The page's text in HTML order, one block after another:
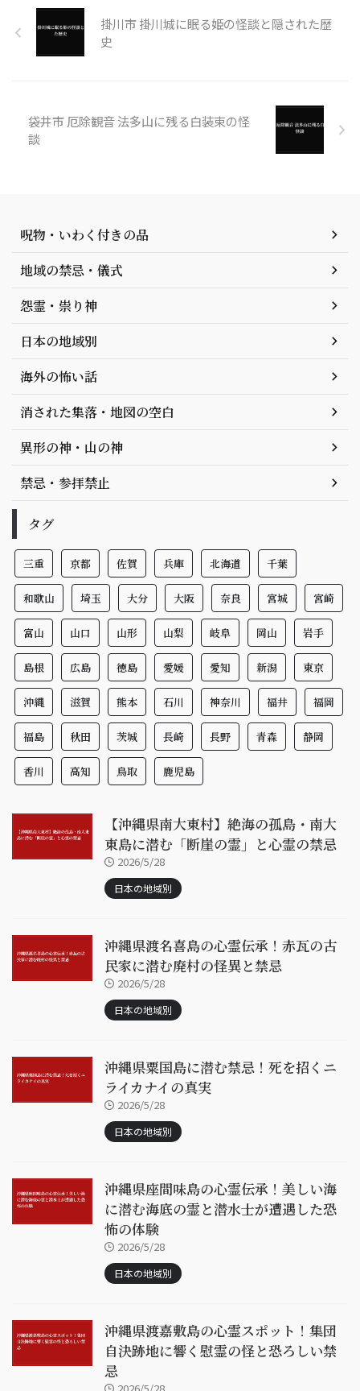
掛川市 掛川城に眠る姫の怪談と隠された歴
史
袋井市 厄除観音 法多山に残る白装束の怪
談
呪物・いわく付きの品
地域の禁忌・儀式
怨霊・祟り神
日本の地域別
海外の怖い話
消された集落・地図の空白
異形の神・山の神
禁忌・参拝禁止
タグ
三重 京都 佐賀 兵庫 北海道 千葉
和歌山 埼玉 大分 大阪 奈良 宮城 宮崎
富山 山口 山形 山梨 岐阜 岡山 岩手
島根 広島 徳島 愛媛 愛知 新潟 東京
沖縄 滋賀 熊本 石川 神奈川 福井 福岡
福島 秋田 茨城 長崎 長野 青森 静岡
香川 高知 鳥取 鹿児島
【沖縄県南大東村】絶海の孤島・南大
東島に潜む「断崖の霊」と心霊の禁忌
2026/5/28
日本の地域別
沖縄県渡名喜島の心霊伝承！赤瓦の古
民家に潜む廃村の怪異と禁忌
2026/5/28
日本の地域別
沖縄県粟国島に潜む禁忌！死を招くニ
ライカナイの真実
2026/5/28
日本の地域別
沖縄県座間味島の心霊伝承！美しい海
に潜む海底の霊と潜水士が遭遇した恐
怖の体験
2026/5/28
日本の地域別
沖縄県渡嘉敷島の心霊スポット！集団
自決跡地に響く慰霊の怪と恐ろしい禁
忌